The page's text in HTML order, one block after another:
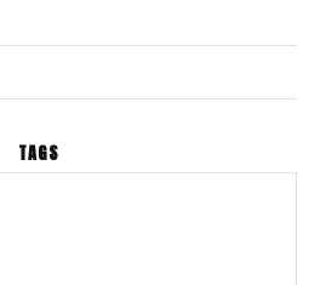
TAGS